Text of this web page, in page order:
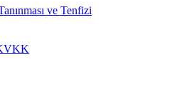
ve Tenfizi